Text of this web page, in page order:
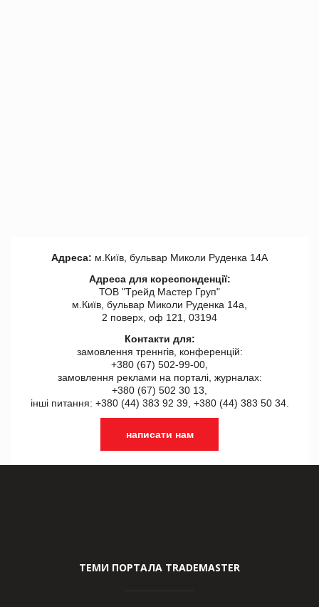
Адреса: м.Київ, бульвар Миколи Руденка 14А
Адреса для кореспонденції:
ТОВ "Tрейд Мастер Груп"
м.Київ, бульвар Миколи Руденка 14а,
2 поверх, оф 121, 03194
Контакти для:
замовлення треннгів, конференцій:
+380 (67) 502-99-00,
замовлення реклами на порталі, журналах:
+380 (67) 502 30 13,
інші питання: +380 (44) 383 92 39, +380 (44) 383 50 34.
написати нам
ТЕМИ ПОРТАЛА TRADEMASTER